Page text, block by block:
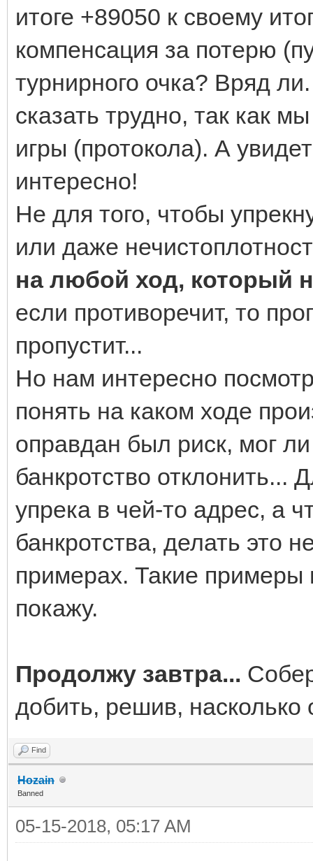
итоге +89050 к своему
компенсация за потерю
турнирного очка? Вряд
сказать трудно, так как
игры (протокола). А
интересно!
Не для того, чтобы
или даже
на любой ход, который
если противоречит, то
пропустит...
Но нам интересно
понять на каком ходе
оправдан был риск, мог
банкротство отклонить...
упрека в чей-то адрес, а
банкротства, делать это
примерах. Такие примеры
покажу.
Продолжу завтра...
добить, решив, насколько
Find
Hozain
Banned
05-15-2018, 05:17 AM